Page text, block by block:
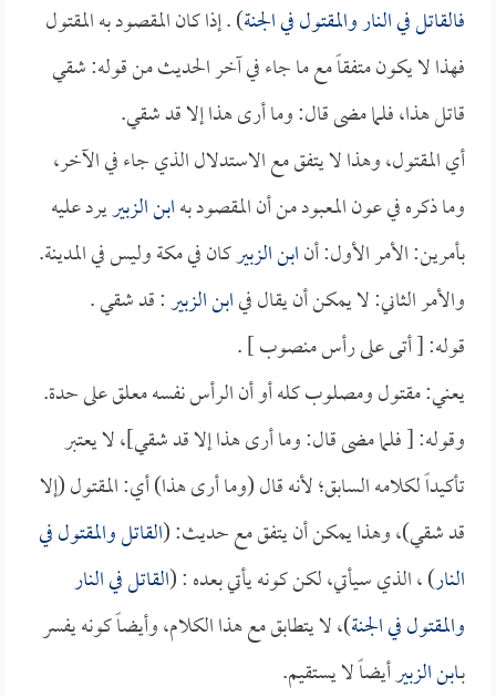
فالقاتل في النار والمقتول في الجنة) . إذا كان المقصود به المقتول
فهذا لا يكون متفقاً مع ما جاء في آخر الحديث من قوله: شقي
قاتل هذا، فلما مضى قال: وما أرى هذا إلا قد شقي.
أي المقتول، وهذا لا يتفق مع الاستدلال الذي جاء في الآخر،
وما ذكره في عون المعبود من أن المقصود بهابن الزبيريرد عليه
بأمرين: الأمر الأول: أنابن الزبيركان في مكة وليس في المدينة.
والأمر الثاني: لا يمكن أن يقال فيابن الزبير: قد شقي .
قوله: [ أتى على رأس منصوب ] .
يعني: مقتول ومصلوب كله أو أن الرأس نفسه معلق على حدة.
وقوله: [ فلما مضى قال: وما أرى هذا إلا قد شقي]، لا يعتبر
تأكيداً لكلامه السابق؛ لأنه قال (وما أرى هذا) أي: المقتول (إلا
قد شقي)، وهذا يمكن أن يتفق مع حديث: (القاتل والمقتول في
النار) ، الذي سيأتي، لكن كونه يأتي بعده : (القاتل في النار
والمقتول في الجنة)، لا يتطابق مع هذا الكلام، وأيضاً كونه يفسر
بـابن الزبيرأيضاً لا يستقيم.